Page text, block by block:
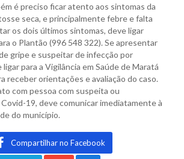
é preciso ficar atento aos sintomas da
seca, e principalmente febre e falta
os dois últimos sintomas, deve ligar
o Plantão (996 548 322). Se apresentar
gripe e suspeitar de infecção por
para a Vigilância em Saúde de Maratá
receber orientações e avaliação do caso.
com pessoa com suspeita ou
19, deve comunicar imediatamente à
do município.
Compartilhar no Facebook